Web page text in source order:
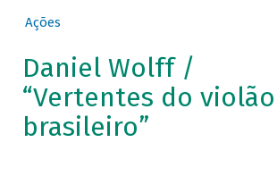
Ações
Daniel Wolff /
“Vertentes do violão
brasileiro”